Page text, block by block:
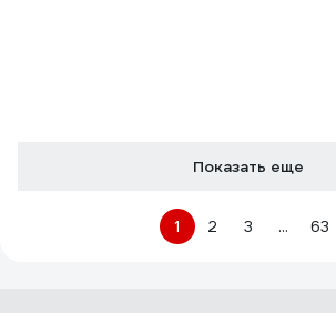
Показать еще
1 2 3 ... 63